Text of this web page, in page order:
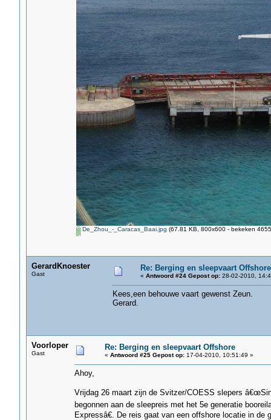
De_Zhou_-_Caracas_Baai.jpg (67.81 KB, 800x600 - bekeken
GerardKnoester
Gast
Re: Berging en sleepvaart Offshore
« Antwoord #24 Gepost op:28-02-2010,
Kees,een behouwe vaart gewenst Zeun.
Gerard.
Voorloper
Gast
Re: Berging en sleepvaart Offshore
« Antwoord #25 Gepost op:17-04-2010, 10:51:49 »
Ahoy,
Vrijdag 26 maart zijn de Svitzer/COESS slepers
begonnen aan de sleepreis met het 5e generatie
Expressâ€. De reis gaat van een offshore locatie in de